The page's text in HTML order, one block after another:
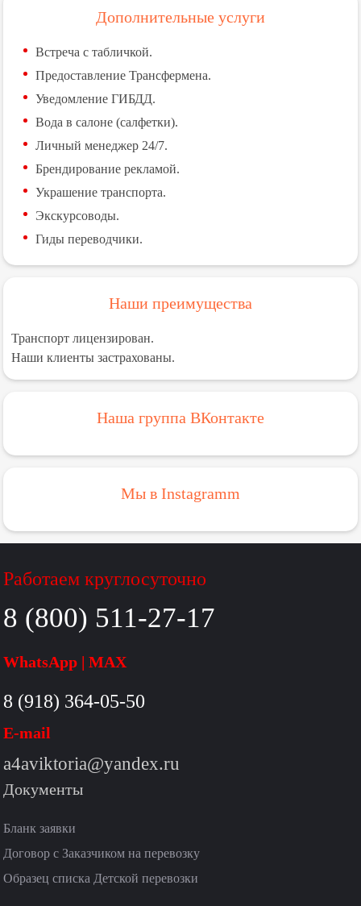
Дополнительные услуги
Встреча с табличкой.
Предоставление Трансфермена.
Уведомление ГИБДД.
Вода в салоне (салфетки).
Личный менеджер 24/7.
Брендирование рекламой.
Украшение транспорта.
Экскурсоводы.
Гиды переводчики.
Наши преимущества
Транспорт лицензирован.
Наши клиенты застрахованы.
Наша группа ВКонтакте
Мы в Instagramm
Работаем круглосуточно
8 (800) 511-27-17
WhatsApp | MAX
8 (918) 364-05-50
E-mail
a4aviktoria@yandex.ru
Документы
Бланк заявки
Договор с Заказчиком на перевозку
Образец списка Детской перевозки